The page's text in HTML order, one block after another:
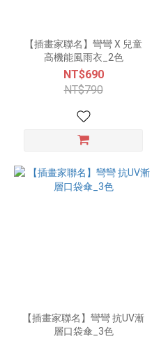
【插畫家聯名】彎彎 X 兒童
高機能風雨衣_2色
NT$690
NT$790
【插畫家聯名】彎彎 抗UV漸
層口袋傘_3色